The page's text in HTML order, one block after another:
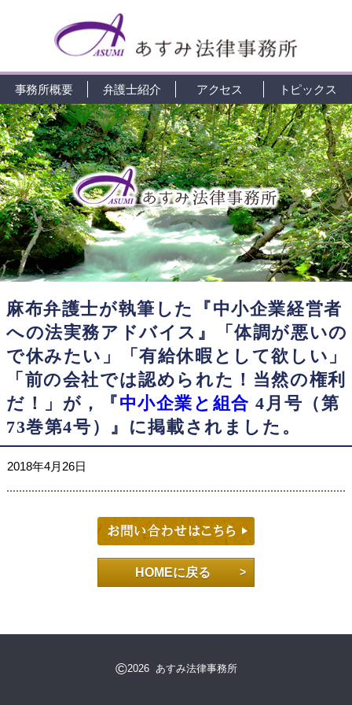
事務所概要 弁護士紹介 アクセス トピックス
麻布弁護士が執筆した『中小企業経営者
への法実務アドバイス』「体調が悪いの
で休みたい」「有給休暇として欲しい」
「前の会社では認められた！当然の権利
だ！」が，『中小企業と組合 4月号（第
73巻第4号）』に掲載されました。
2018年4月26日
HOMEに戻る
©2026 あすみ法律事務所